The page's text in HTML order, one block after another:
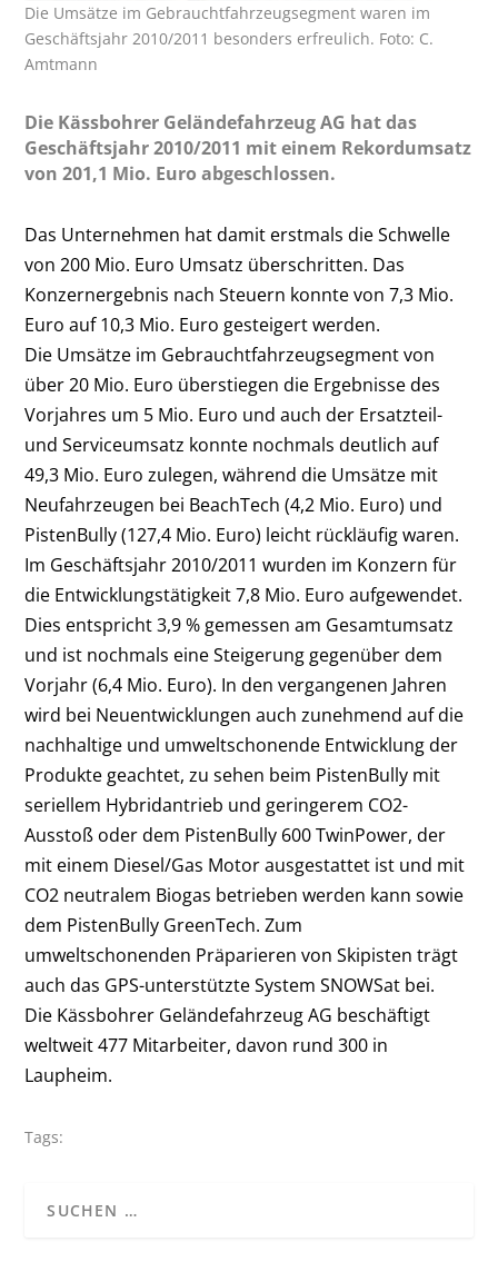
Die Umsätze im Gebrauchtfahrzeugsegment waren im
Geschäftsjahr 2010/2011 besonders erfreulich. Foto: C.
Amtmann
Die Kässbohrer Geländefahrzeug AG hat das
Geschäftsjahr 2010/2011 mit einem Rekordumsatz
von 201,1 Mio. Euro abgeschlossen.
Das Unternehmen hat damit erstmals die Schwelle
von 200 Mio. Euro Umsatz überschritten. Das
Konzernergebnis nach Steuern konnte von 7,3 Mio.
Euro auf 10,3 Mio. Euro gesteigert werden.
Die Umsätze im Gebrauchtfahrzeugsegment von
über 20 Mio. Euro überstiegen die Ergebnisse des
Vorjahres um 5 Mio. Euro und auch der Ersatzteil-
und Serviceumsatz konnte nochmals deutlich auf
49,3 Mio. Euro zulegen, während die Umsätze mit
Neufahrzeugen bei BeachTech (4,2 Mio. Euro) und
PistenBully (127,4 Mio. Euro) leicht rückläufig waren.
Im Geschäftsjahr 2010/2011 wurden im Konzern für
die Entwicklungstätigkeit 7,8 Mio. Euro aufgewendet.
Dies entspricht 3,9 % gemessen am Gesamtumsatz
und ist nochmals eine Steigerung gegenüber dem
Vorjahr (6,4 Mio. Euro). In den vergangenen Jahren
wird bei Neuentwicklungen auch zunehmend auf die
nachhaltige und umweltschonende Entwicklung der
Produkte geachtet, zu sehen beim PistenBully mit
seriellem Hybridantrieb und geringerem CO2-
Ausstoß oder dem PistenBully 600 TwinPower, der
mit einem Diesel/Gas Motor ausgestattet ist und mit
CO2 neutralem Biogas betrieben werden kann sowie
dem PistenBully GreenTech. Zum
umweltschonenden Präparieren von Skipisten trägt
auch das GPS-unterstützte System SNOWSat bei.
Die Kässbohrer Geländefahrzeug AG beschäftigt
weltweit 477 Mitarbeiter, davon rund 300 in
Laupheim.
Tags: